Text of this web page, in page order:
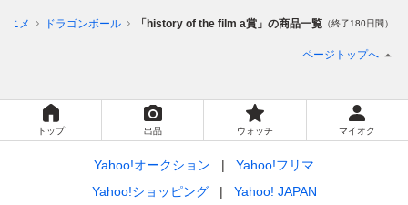
ニメ ドラゴンボール 「history of the film a賞」の商品一覧 （終了180日間）
ページトップへ
トップ 出品 ウォッチ マイオク
Yahoo!オークション
Yahoo!フリマ
Yahoo!ショッピング
Yahoo! JAPAN